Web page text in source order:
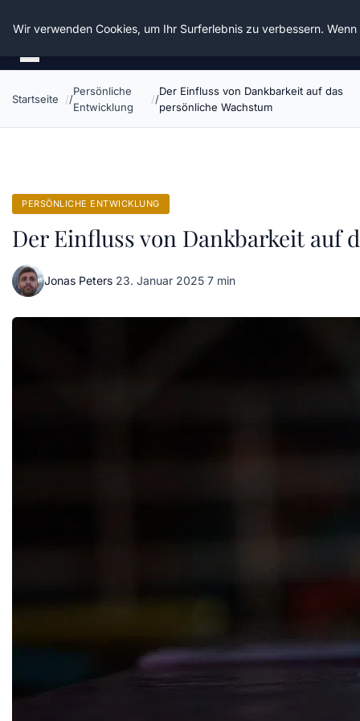
Die Schnitter
Startseite
Persönliche
Entwicklung
Der Einfluss von Dankbarkeit auf das
persönliche Wachstum
PERSÖNLICHE ENTWICKLUNG
Der Einfluss von Dankbarkeit auf
Jonas Peters·23. Januar 2025·7 min
Wir verwenden Cookies, um Ihr Surferlebnis zu verbessern.